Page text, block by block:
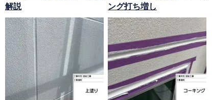
解説
ング打ち増し